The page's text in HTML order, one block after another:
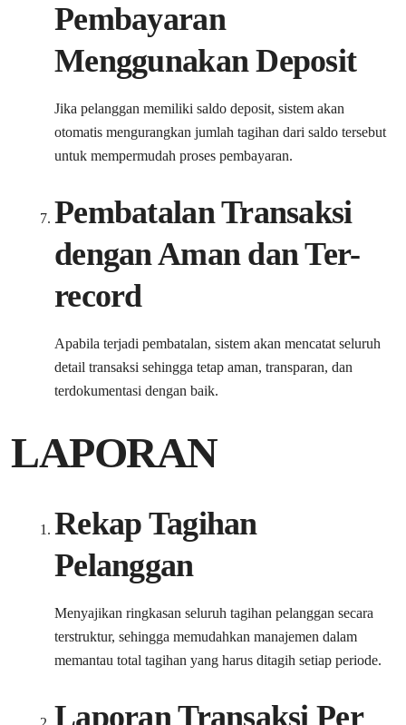
Pembayaran
Menggunakan Deposit
Jika pelanggan memiliki saldo deposit, sistem akan
otomatis mengurangkan jumlah tagihan dari saldo tersebut
untuk mempermudah proses pembayaran.
Pembatalan Transaksi
dengan Aman dan Ter-
record
Apabila terjadi pembatalan, sistem akan mencatat seluruh
detail transaksi sehingga tetap aman, transparan, dan
terdokumentasi dengan baik.
LAPORAN
Rekap Tagihan
Pelanggan
Menyajikan ringkasan seluruh tagihan pelanggan secara
terstruktur, sehingga memudahkan manajemen dalam
memantau total tagihan yang harus ditagih setiap periode.
Laporan Transaksi Per